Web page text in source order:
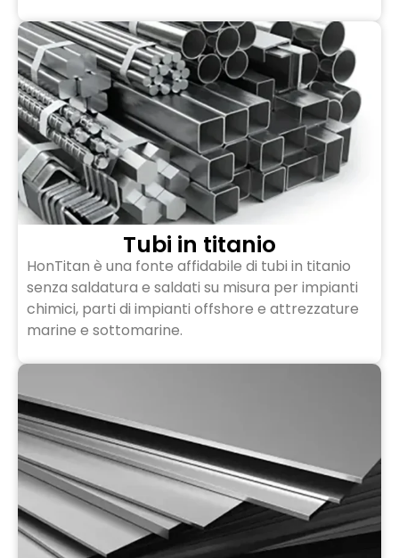
Tubi in titanio
HonTitan è una fonte affidabile di tubi in titanio
senza saldatura e saldati su misura per impianti
chimici, parti di impianti offshore e attrezzature
marine e sottomarine.